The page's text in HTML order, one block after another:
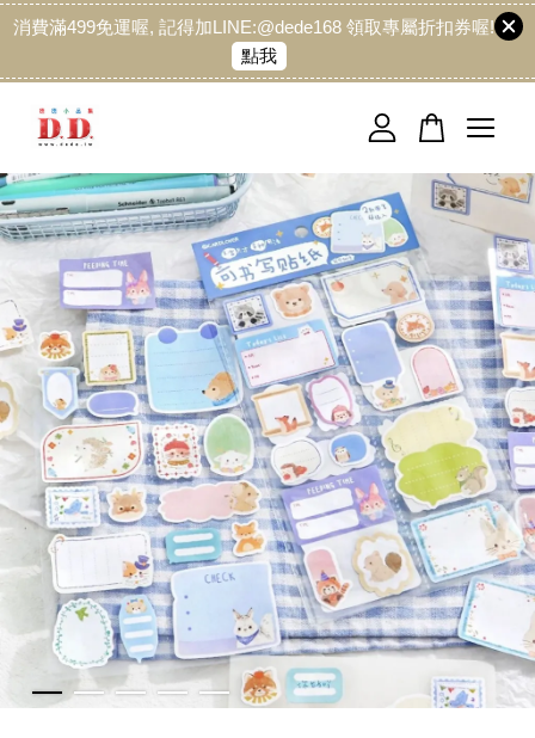
消費滿499免運喔, 記得加LINE:@dede168 領取專屬折扣券喔!
點我
您的購物車目前還是空的。
繼續購物